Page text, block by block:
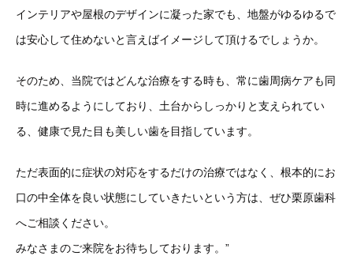
インテリアや屋根のデザインに凝った家でも、地盤がゆるゆるで
は安心して住めないと言えばイメージして頂けるでしょうか。
そのため、当院ではどんな治療をする時も、常に歯周病ケアも同
時に進めるようにしており、土台からしっかりと支えられてい
る、健康で見た目も美しい歯を目指しています。
ただ表面的に症状の対応をするだけの治療ではなく、根本的にお
口の中全体を良い状態にしていきたいという方は、ぜひ栗原歯科
へご相談ください。
みなさまのご来院をお待ちしております。”